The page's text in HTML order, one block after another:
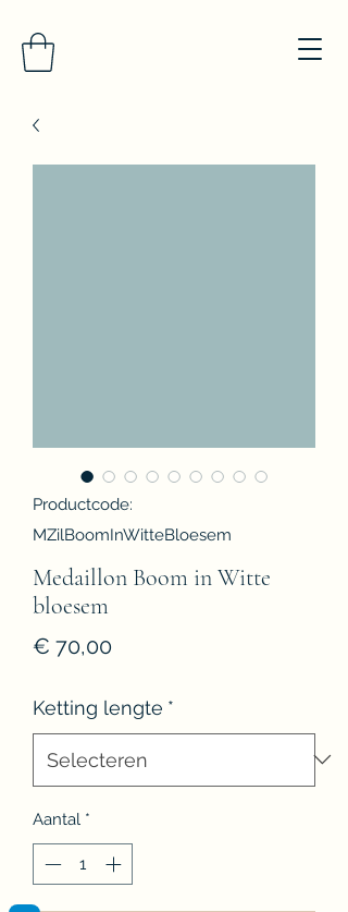
Productcode:
MZilBoomInWitteBloesem
Medaillon Boom in Witte
bloesem
€ 70,00Prijs
Ketting lengte *
Aantal *